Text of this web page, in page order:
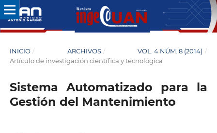
INICIO / ARCHIVOS / VOL. 4 NÚM. 8 (2014) /
Artículo de investigación científica y tecnológica
Sistema Automatizado para la
Gestión del Mantenimiento